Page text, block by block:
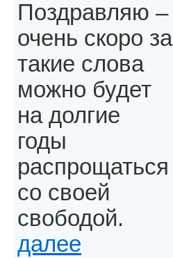
Поздравляю –
очень скоро за
такие слова
можно будет
на долгие
годы
распрощаться
со своей
свободой.
далее